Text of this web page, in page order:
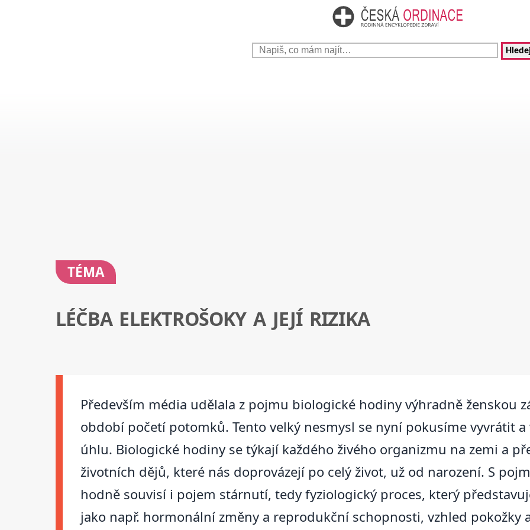
TÉMA
LÉČBA ELEKTROŠOKY A JEJÍ RIZIKA
Především média udělala z pojmu biologické hodiny výhradně ženskou
období početí potomků. Tento velký nesmysl se nyní pokusíme vyvrátit
úhlu. Biologické hodiny se týkají každého živého organizmu na zemi a
životních dějů, které nás doprovázejí po celý život, už od narození. S
hodně souvisí i pojem stárnutí, tedy fyziologický proces, který
jako např. hormonální změny a reprodukční schopnosti, vzhled pokožky